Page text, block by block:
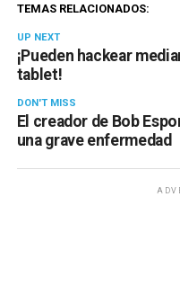
TEMAS RELACIONADOS:
UP NEXT
¡Pueden hackear
tablet!
DON'T MISS
El creador de Bob
una grave enfermedad